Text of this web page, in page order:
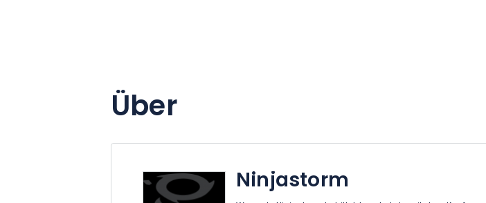
Über
Ninjastorm